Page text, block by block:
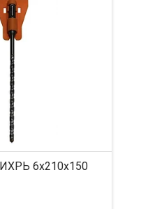
6x210x150